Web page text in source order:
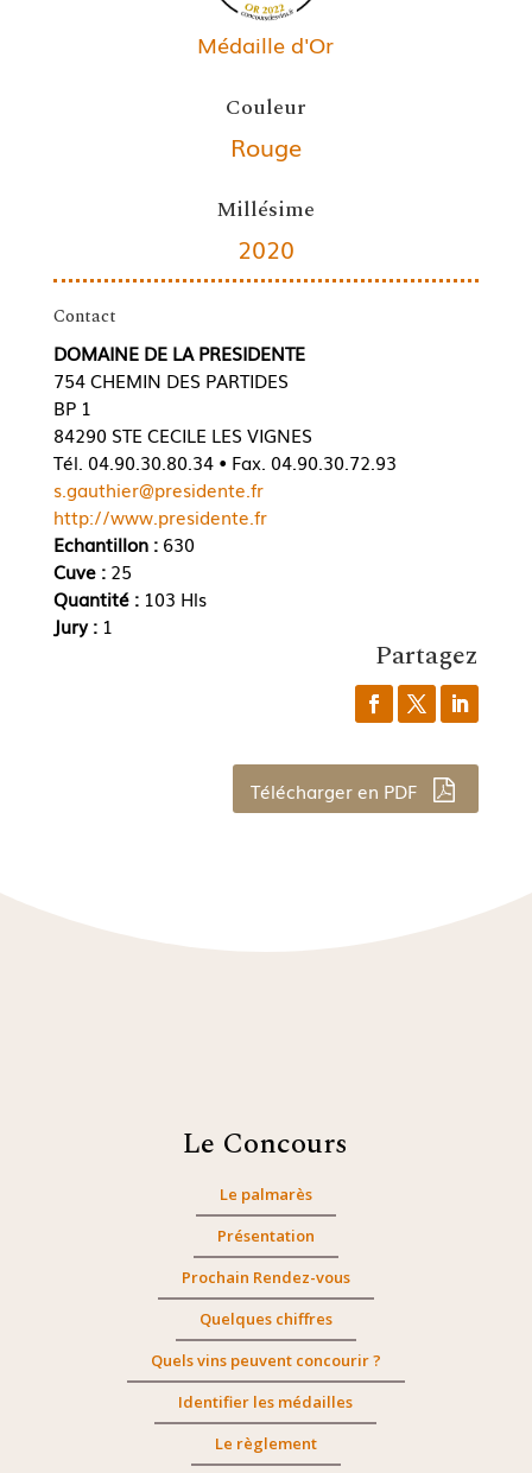
Médaille d'Or
Couleur
Rouge
Millésime
2020
Contact
DOMAINE DE LA PRESIDENTE
754 CHEMIN DES PARTIDES
BP 1
84290 STE CECILE LES VIGNES
Tél. 04.90.30.80.34 • Fax. 04.90.30.72.93
s.gauthier@presidente.fr
http://www.presidente.fr
Echantillon :630
Cuve : 25
Quantité : 103 Hls
Jury : 1
Partagez
Télécharger en PDF
Le Concours
Le palmarès
Présentation
Prochain Rendez-vous
Quelques chiffres
Quels vins peuvent concourir ?
Identifier les médailles
Le règlement